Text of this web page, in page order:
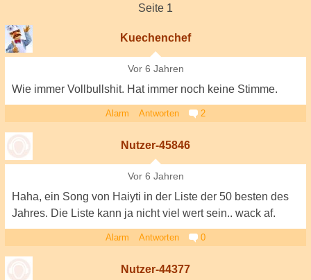
Seite 1
Kuechenchef
Vor 6 Jahren
Wie immer Vollbullshit. Hat immer noch keine Stimme.
Alarm Antworten 2
Nutzer-45846
Vor 6 Jahren
Haha, ein Song von Haiyti in der Liste der 50 besten des
Jahres. Die Liste kann ja nicht viel wert sein.. wack af.
Alarm Antworten 0
Nutzer-44377